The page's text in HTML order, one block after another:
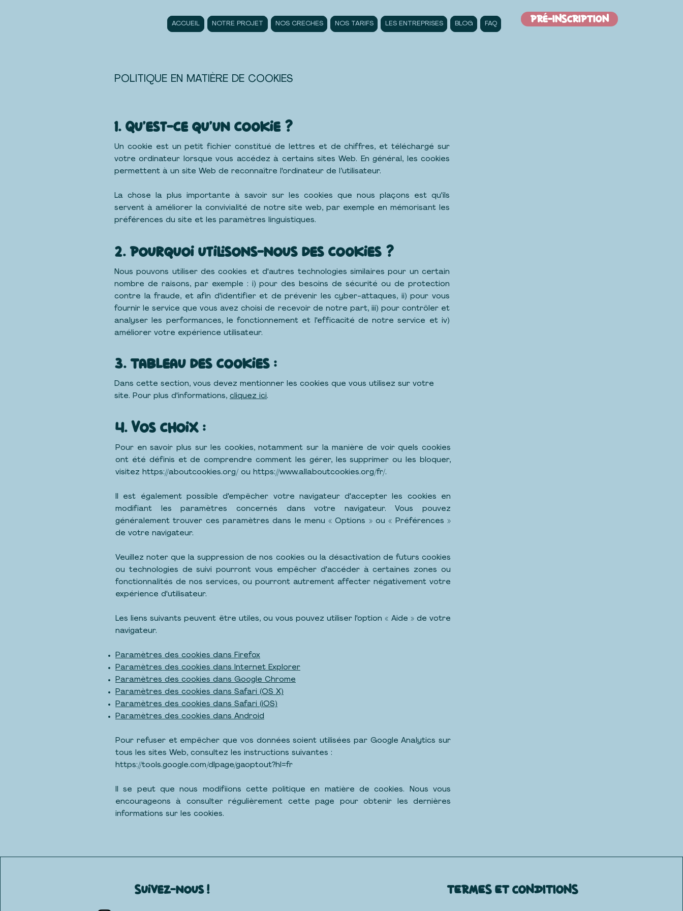
Micro-crèche au grand air.
ACCUEIL NOTRE PROJET NOS CRECHES NOS TARIFS LES ENTREPRISES BLOG FAQ PRé-INSCRIPTION
POLITIQUE EN MATIÈRE DE COOKIES
1. Qu'est-ce qu'un cookie ?
Un cookie est un petit fichier constitué de lettres et de chiffres, et téléchargé sur
votre ordinateur lorsque vous accédez à certains sites Web. En général, les cookies
permettent à un site Web de reconnaître l'ordinateur de l’utilisateur.
La chose la plus importante à savoir sur les cookies que nous plaçons est qu'ils
servent à améliorer la convivialité de notre site web, par exemple en mémorisant les
préférences du site et les paramètres linguistiques.
2. Pourquoi utilisons-nous des cookies ?
Nous pouvons utiliser des cookies et d'autres technologies similaires pour un certain
nombre de raisons, par exemple : i) pour des besoins de sécurité ou de protection
contre la fraude, et afin d'identifier et de prévenir les cyber-attaques, ii) pour vous
fournir le service que vous avez choisi de recevoir de notre part, iii) pour contrôler et
analyser les performances, le fonctionnement et l'efficacité de notre service et iv)
améliorer votre expérience utilisateur.
3. Tableau des cookies :
Dans cette section, vous devez mentionner les cookies que vous utilisez sur votre
site. Pour plus d'informations, cliquez ici.
4. Vos choix :
Pour en savoir plus sur les cookies, notamment sur la manière de voir quels cookies
ont été définis et de comprendre comment les gérer, les supprimer ou les bloquer,
visitez https://aboutcookies.org/ ou https://www.allaboutcookies.org/fr/.
Il est également possible d'empêcher votre navigateur d'accepter les cookies en
modifiant les paramètres concernés dans votre navigateur. Vous pouvez
généralement trouver ces paramètres dans le menu « Options » ou « Préférences »
de votre navigateur.
Veuillez noter que la suppression de nos cookies ou la désactivation de futurs cookies
ou technologies de suivi pourront vous empêcher d'accéder à certaines zones ou
fonctionnalités de nos services, ou pourront autrement affecter négativement votre
expérience d'utilisateur.
Les liens suivants peuvent être utiles, ou vous pouvez utiliser l'option « Aide » de votre
navigateur.
Paramètres des cookies dans Firefox
Paramètres des cookies dans Internet Explorer
Paramètres des cookies dans Google Chrome
Paramètres des cookies dans Safari (OS X)
Paramètres des cookies dans Safari (iOS)
Paramètres des cookies dans Android
Pour refuser et empêcher que vos données soient utilisées par Google Analytics sur
tous les sites Web, consultez les instructions suivantes :
https://tools.google.com/dlpage/gaoptout?hl=fr
Il se peut que nous modifiions cette politique en matière de cookies. Nous vous
encourageons à consulter régulièrement cette page pour obtenir les dernières
informations sur les cookies.
Suivez-nous ! TERMES ET CONDITIONS